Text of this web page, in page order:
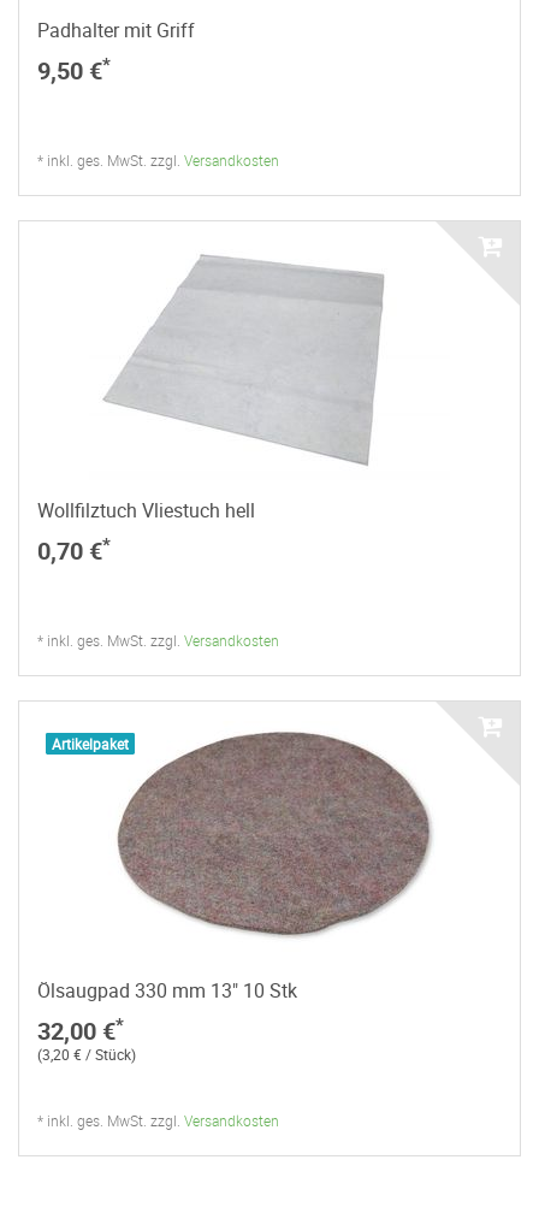
Padhalter mit Griff
9,50 €*
* inkl. ges. MwSt. zzgl. Versandkosten
Wollfilztuch Vliestuch hell
0,70 €*
* inkl. ges. MwSt. zzgl. Versandkosten
Artikelpaket
Ölsaugpad 330 mm 13" 10 Stk
32,00 €*
(3,20 € / Stück)
* inkl. ges. MwSt. zzgl. Versandkosten